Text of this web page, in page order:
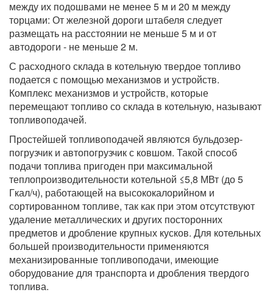
между их подошвами не менее 5 м и 20 м между
торцами: От железной дороги штабеля следует
размещать на расстоянии не меньше 5 м и от
автодороги - не меньше 2 м.
С расходного склада в котельную твердое топливо
подается с помощью механизмов и устройств.
Комплекс механизмов и устройств, которые
перемещают топливо со склада в котельную, называют
топливоподачей.
Простейшей топливоподачей являются бульдозер-
погрузчик и автопогрузчик с ковшом. Такой способ
подачи топлива пригоден при максимальной
теплопроизводительности котельной ≤5,8 МВт (до 5
Гкал/ч), работающей на высококалорийном и
сортированном топливе, так как при этом отсутствуют
удаление металлических и других посторонних
предметов и дробление крупных кусков. Для котельных
большей производительности применяются
механизированные топливоподачи, имеющие
оборудование для транспорта и дробления твердого
топлива.